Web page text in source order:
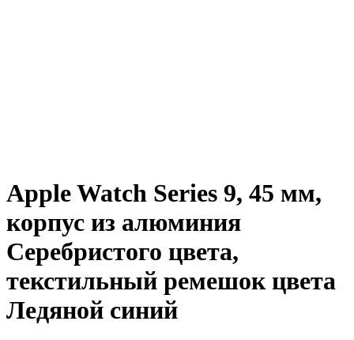
Apple Watch Series 9, 45 мм,
корпус из алюминия
Серебристого цвета,
текстильный ремешок цвета
Ледяной синий